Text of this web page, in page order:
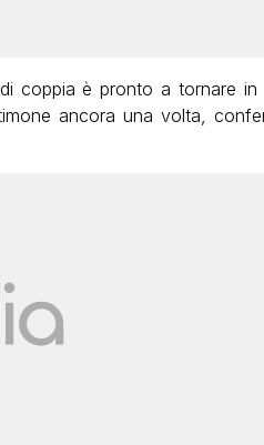
coppia è pronto a tornare in
ancora una volta,